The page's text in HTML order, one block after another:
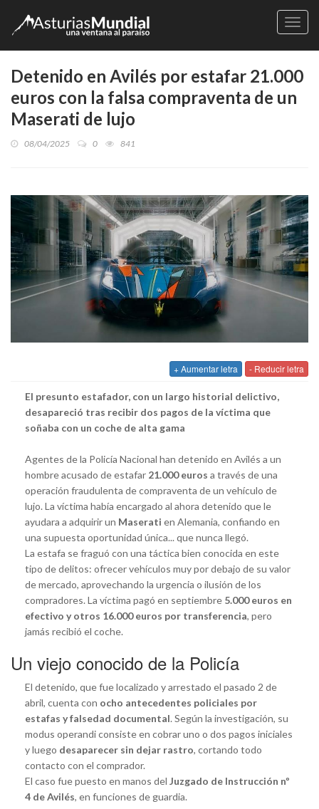
Detenido en Avilés por estafar 21.000
euros con la falsa compraventa de un
Maserati de lujo
08/04/2025 0 841
+ Aumentar letra - Reducir letra
El presunto estafador, con un largo historial delictivo,
desapareció tras recibir dos pagos de la víctima que
soñaba con un coche de alta gama
Agentes de la Policía Nacional han detenido en Avilés a un
hombre acusado de estafar 21.000 euros a través de una
operación fraudulenta de compraventa de un vehículo de
lujo. La víctima había encargado al ahora detenido que le
ayudara a adquirir un Maserati en Alemania, confiando en
una supuesta oportunidad única... que nunca llegó.
La estafa se fraguó con una táctica bien conocida en este
tipo de delitos: ofrecer vehículos muy por debajo de su valor
de mercado, aprovechando la urgencia o ilusión de los
compradores. La víctima pagó en septiembre 5.000 euros en
efectivo y otros 16.000 euros por transferencia, pero
jamás recibió el coche.
Un viejo conocido de la Policía
El detenido, que fue localizado y arrestado el pasado 2 de
abril, cuenta con ocho antecedentes policiales por
estafas y falsedad documental. Según la investigación, su
modus operandi consiste en cobrar uno o dos pagos iniciales
y luego desaparecer sin dejar rastro, cortando todo
contacto con el comprador.
El caso fue puesto en manos del Juzgado de Instrucción nº
4 de Avilés, en funciones de guardia.